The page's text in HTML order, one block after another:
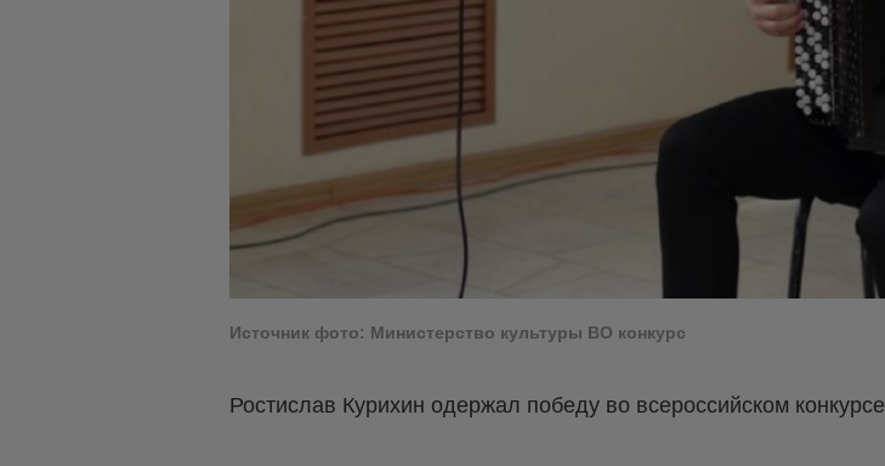
Источник фото: Министерство культуры ВО конкурс
Ростислав Курихин одержал победу во всероссийском конкурсе